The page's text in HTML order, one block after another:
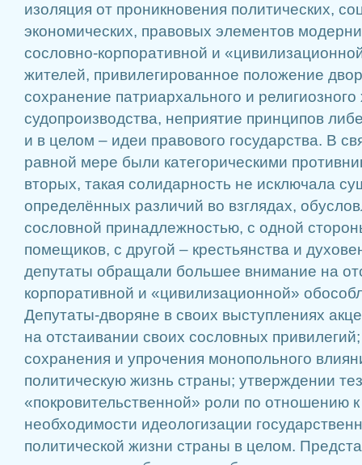
изоляция от проникновения политических,
экономических, правовых элементов
сословно-корпоративной и
жителей, привилегированное положение
сохранение патриархального и религиозного
судопроизводства, неприятие принципов
и в целом – идеи правового государства. В
равной мере были категорическими
вторых, такая солидарность не исключала
определённых различий во взглядах,
сословной принадлежностью, с одной
помещиков, с другой – крестьянства и
депутаты обращали большее внимание на
корпоративной и «цивилизационной»
Депутаты-дворяне в своих выступлениях
на отстаивании своих сословных
сохранения и упрочения монопольного
политическую жизнь страны; утверждении
«покровительственной» роли по отношению к
необходимости идеологизации
политической жизни страны в целом.